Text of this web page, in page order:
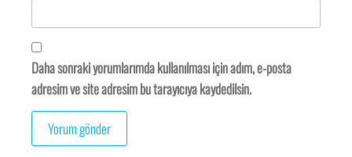
Daha sonraki yorumlarımda kullanılması için adım, e-posta
adresim ve site adresim bu tarayıcıya kaydedilsin.